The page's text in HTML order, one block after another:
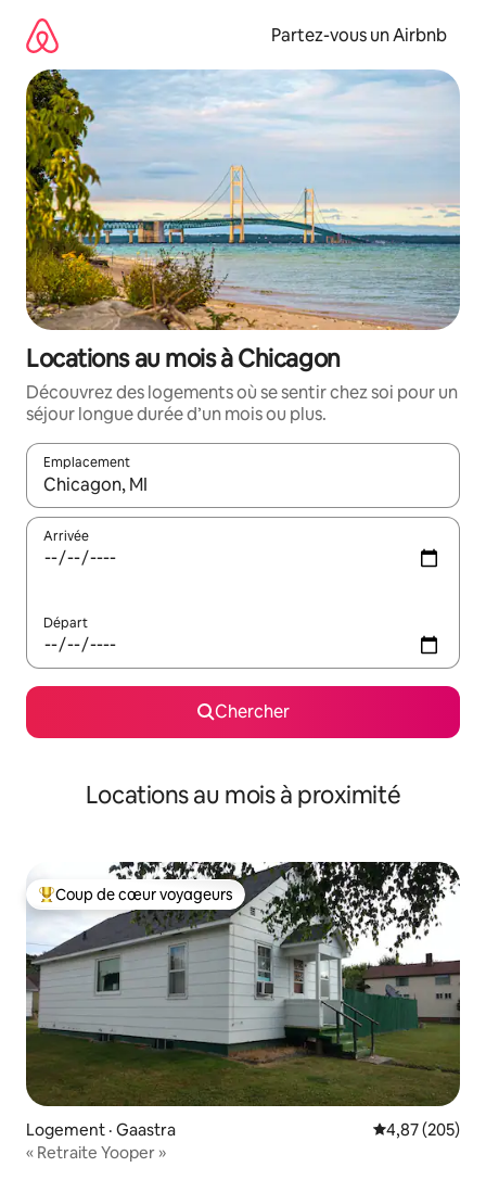
directement
contenu
Partez-vous un Airbnb
Locations au mois à Chicagon
Découvrez des logements où se sentir chez soi pour un
séjour longue durée d’un mois ou plus.
Emplacement
Quand les résultats sont affichés, parcourez-les en utilisant
Arrivée
Départ
Chercher
Locations au mois à proximité
Coup de cœur voyageurs parmi les plus aimés
Coup de cœur voyageurs
Logement · Gaastra Note
4,87 (205)
« Retraite Yooper »